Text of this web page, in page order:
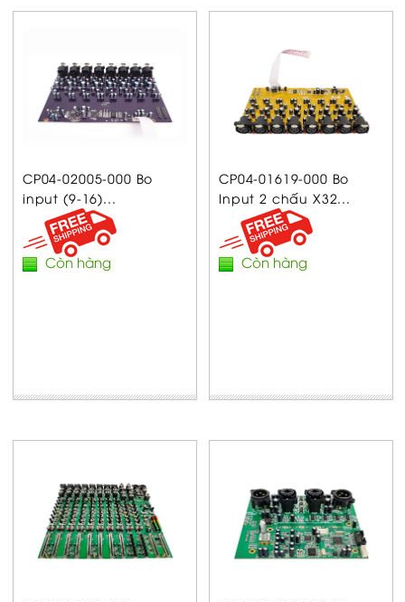
CP04-02005-000 Bo
input (9-16)...
Còn hàng
CP04-01619-000 Bo
Input 2 chấu X32...
Còn hàng